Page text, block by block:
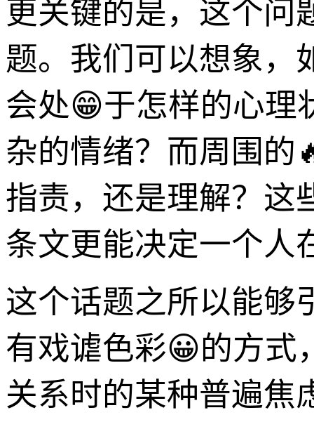
更关键的是，这个问
题。我们可以想象，
会处😁于怎样的心理
杂的情绪？而周围的
指责，还是理解？这
条文更能决定一个人
这个话题之所以能够
有戏谑色彩😀的方式
关系时的某种普遍焦